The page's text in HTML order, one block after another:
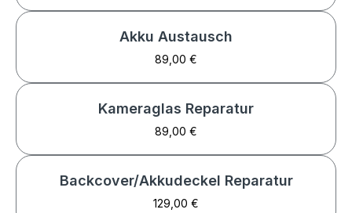
Akku Austausch
89,00 €
Kameraglas Reparatur
89,00 €
Backcover/Akkudeckel Reparatur
129,00 €